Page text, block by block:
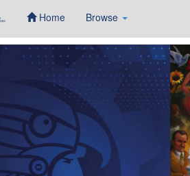
Home Browse